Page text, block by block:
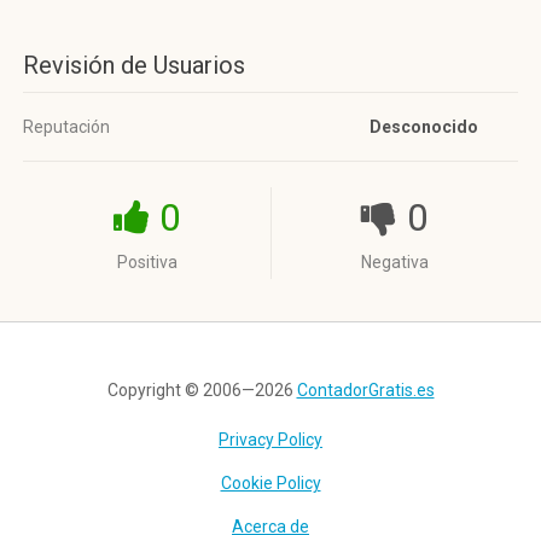
Revisión de Usuarios
Reputación Desconocido
0
Positiva
0
Negativa
Copyright © 2006—2026 ContadorGratis.es
Privacy Policy
Cookie Policy
Acerca de